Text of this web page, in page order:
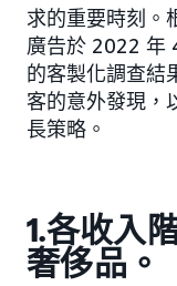
求的重要時刻。
廣告於 2022 年
的客製化調查結
客的意外發現，
長策略。
1.各收入
奢侈品。